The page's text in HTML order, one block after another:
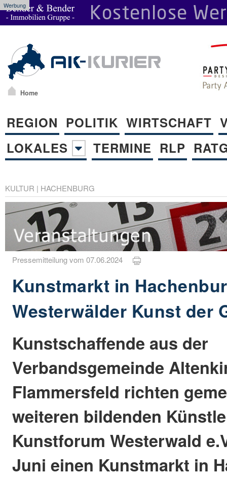
Werbung
Home
REGION POLITIK WIRTSCHAFT
LOKALES
TERMINE RLP
KULTUR | HACHENBURG
Pressemitteilung vom 07.06.2024
Kunstmarkt in
Westerwälder Kunst der
Kunstschaffende aus der
Verbandsgemeinde
Flammersfeld richten
weiteren bildenden
Kunstforum Westerwald
Juni einen Kunstmarkt in